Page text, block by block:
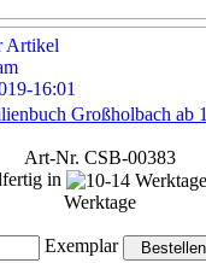
Großholbach ab
Art-Nr. CSB-00383
in
Werktage
Exemplar